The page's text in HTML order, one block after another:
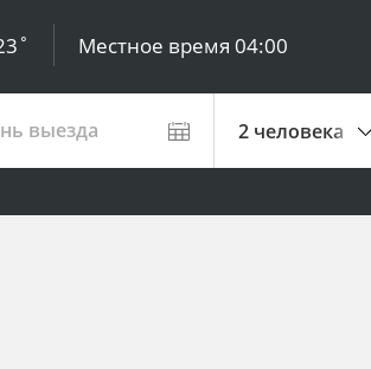
Местное время 04:00
выезда 2 человека